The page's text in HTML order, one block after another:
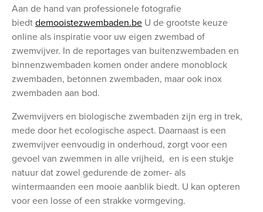
Aan de hand van professionele fotografie
biedt demooistezwembaden.be U de grootste keuze
online als inspiratie voor uw eigen zwembad of
zwemvijver. In de reportages van buitenzwembaden en
binnenzwembaden komen onder andere monoblock
zwembaden, betonnen zwembaden, maar ook inox
zwembaden aan bod.
Zwemvijvers en biologische zwembaden zijn erg in trek,
mede door het ecologische aspect. Daarnaast is een
zwemvijver eenvoudig in onderhoud, zorgt voor een
gevoel van zwemmen in alle vrijheid, en is een stukje
natuur dat zowel gedurende de zomer- als
wintermaanden een mooie aanblik biedt. U kan opteren
voor een losse of een strakke vormgeving.